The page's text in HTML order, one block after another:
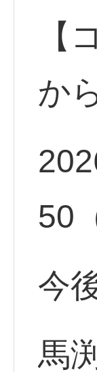
【
か
50
今
馬